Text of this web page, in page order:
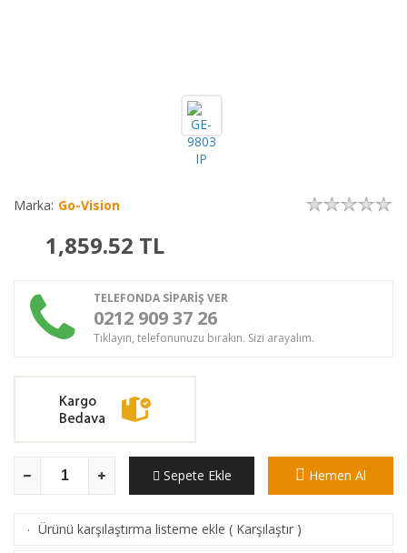
Marka: Go-Vision
1,859.52 TL
TELEFONDA SİPARİŞ VER
0212 909 37 26
Tıklayın, telefonunuzu bırakın. Sizi arayalım.
Sepete Ekle Hemen Al
· Ürünü karşılaştırma listeme ekle ( Karşılaştır )